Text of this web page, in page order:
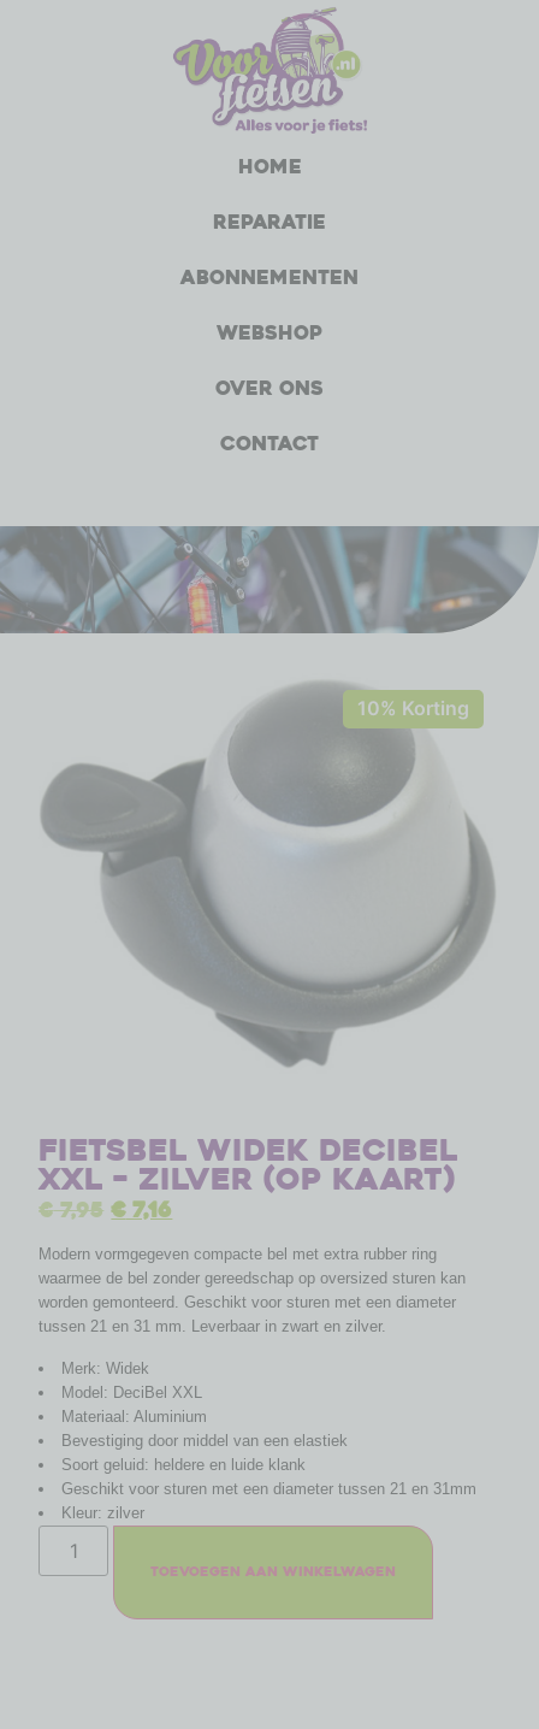
Home
Reparatie
Abonnementen
Webshop
Over ons
Contact
10% Korting
Fietsbel Widek DeciBel
XXL – zilver (op kaart)
€7,95 €7,16
Modern vormgegeven compacte bel met extra rubber ring
waarmee de bel zonder gereedschap op oversized sturen kan
worden gemonteerd. Geschikt voor sturen met een diameter
tussen 21 en 31 mm. Leverbaar in zwart en zilver.
Merk: Widek
Model: DeciBel XXL
Materiaal: Aluminium
Bevestiging door middel van een elastiek
Soort geluid: heldere en luide klank
Geschikt voor sturen met een diameter tussen 21 en 31mm
Kleur: zilver
Toevoegen aan winkelwagen